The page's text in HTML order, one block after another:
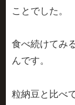
ことでした。
食べ続けてみ
んです。
粒納豆と比べ